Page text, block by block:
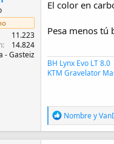
11.223
14.824
- Gasteiz
El color en
Pesa menos tú
BH Lynx Evo LT 8.0
KTM Gravelator
R
e
a
Nombrey